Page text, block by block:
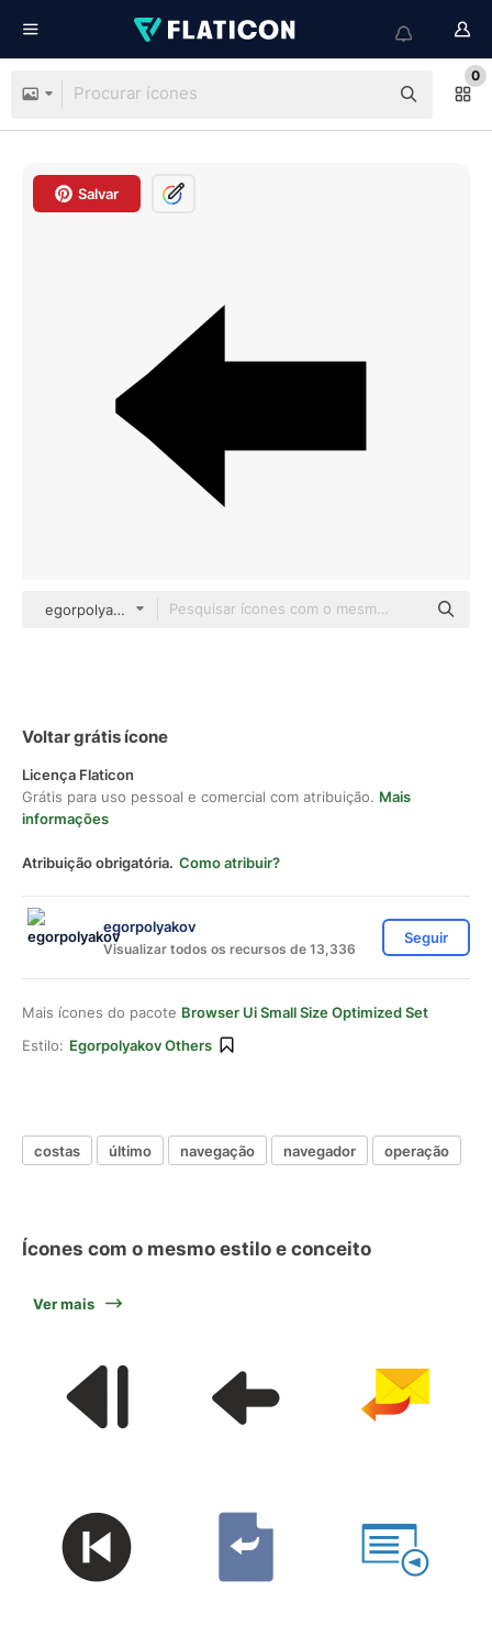
0
Salvar
egorpolyakov Others
Voltar grátis ícone
Licença Flaticon
Grátis para uso pessoal e comercial com atribuição. Mais
informações
Atribuição obrigatória. Como atribuir?
egorpolyakov
Visualizar todos os recursos de 13,336
Seguir
Mais ícones do pacote Browser Ui Small Size Optimized Set
Estilo: Egorpolyakov Others
costas último navegação navegador operação
Ícones com o mesmo estilo e conceito
Ver mais